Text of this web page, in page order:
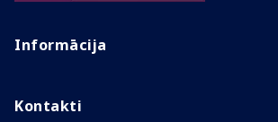
Informācija
Kontakti